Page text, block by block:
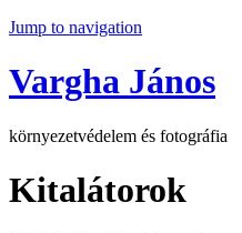
Jump to navigation
Vargha János
környezetvédelem és fotográfia
Kitalátorok